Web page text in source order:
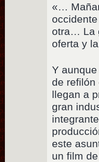
«…
otra… La
oferta y
Y
de refilón
llegan a
gran
este
un film